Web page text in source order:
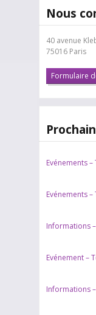
Nous
40 avenue
75016 Paris
Formulaire
Evénements
Evénements
Informations
Evénement –
Informations